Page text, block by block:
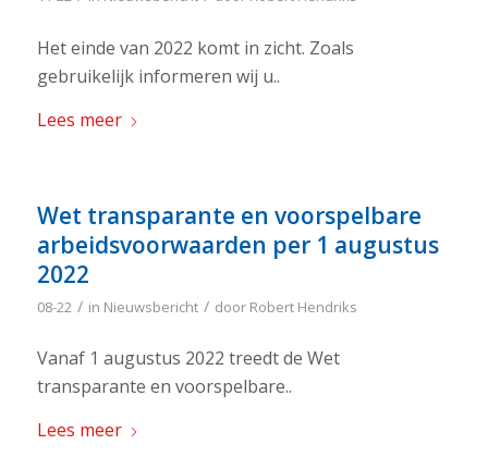
Het einde van 2022 komt in zicht. Zoals
gebruikelijk informeren wij u..
Lees meer
Wet transparante en voorspelbare
arbeidsvoorwaarden per 1 augustus
2022
08-22 / in Nieuwsbericht / door Robert Hendriks
Vanaf 1 augustus 2022 treedt de Wet
transparante en voorspelbare..
Lees meer